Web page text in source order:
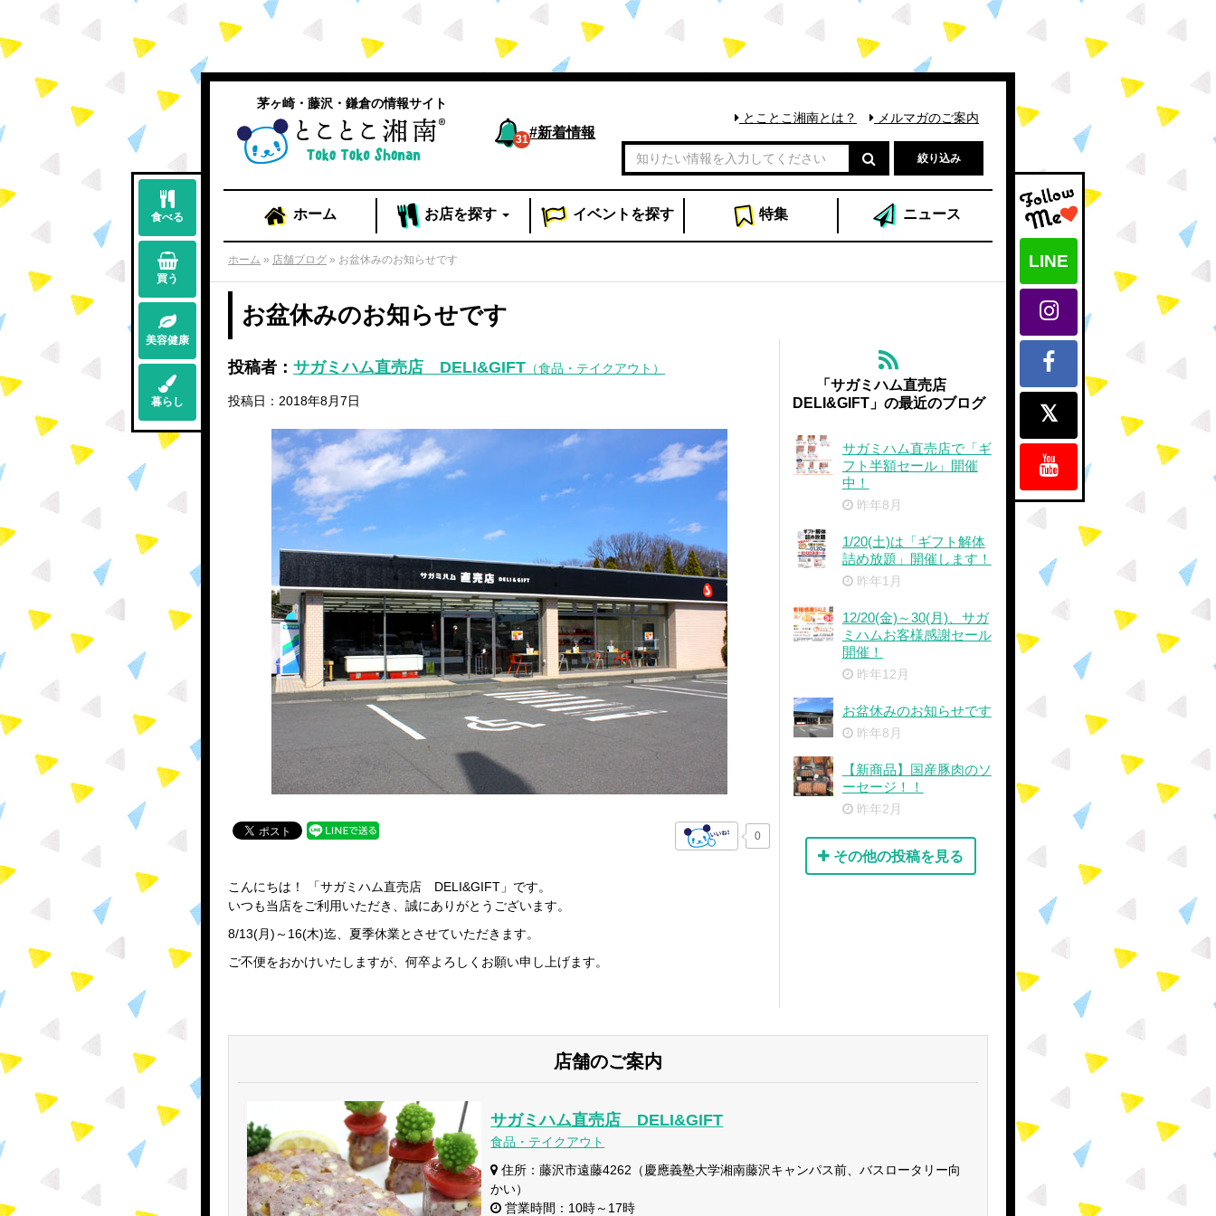
食べる
買う
美容健康
暮らし
LINE
#新着情報
31
茅ヶ崎・藤沢・鎌倉の情報サイト
とことこ湘南とは？
メルマガのご案内
絞り込み
ホーム お店を探す イベント を探す 特集 ニュース
ホーム » 店舗ブログ » お盆休みのお知らせです
お盆休みのお知らせです
投稿者： サガミハム直売店 DELI&GIFT （食品・テイクアウト）
投稿日：2018年8月7日
0
こんにちは！ 「サガミハム直売店 DELI&GIFT」です。
いつも当店をご利用いただき、誠にありがとうございます。
8/13(月)～16(木)迄、夏季休業とさせていただきます。
ご不便をおかけいたしますが、何卒よろしくお願い申し上げます。
「サガミハム直売店
DELI&GIFT」の最近のブログ
サガミハム直売店で「ギ
フト半額セール」開催
中！
昨年8月
1/20(土)は「ギフト解体
詰め放題」開催します！
昨年1月
12/20(金)～30(月)、サガ
ミハムお客様感謝セール
開催！
昨年12月
お盆休みのお知らせです
昨年8月
【新商品】国産豚肉のソ
ーセージ！！
昨年2月
その他の投稿を見る
店舗のご案内
サガミハム直売店 DELI&GIFT
食品・テイクアウト
住所：藤沢市遠藤4262（慶應義塾大学湘南藤沢キャンパス前、バスロータリー向
かい）
営業時間：10時～17時